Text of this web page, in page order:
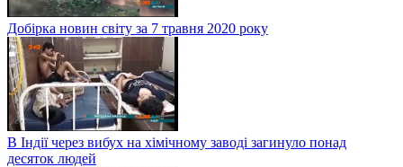
Добірка новин світу за 7 травня 2020 року
В Індії через вибух на хімічному заводі загинуло понад
десяток людей